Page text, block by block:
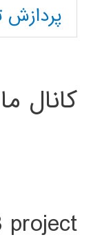
پردازش
کانال
project